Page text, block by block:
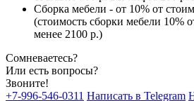
Сборка мебели - от 10% от
(стоимость сборки мебели 10%
менее 2100 р.)
Сомневаетесь?
Или есть вопросы?
Звоните!
+7-996-546-0311 Написать в Telegram